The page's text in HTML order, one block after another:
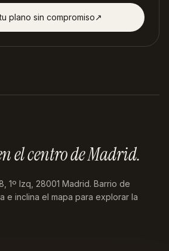
plano sin compromiso↗︎
el centro de Madrid.
1º Izq, 28001 Madrid. Barrio de
e inclina el mapa para explorar la